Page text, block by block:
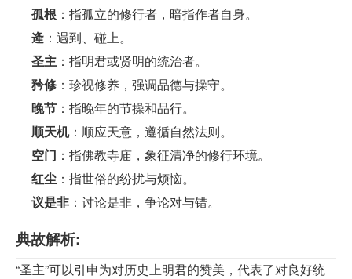
孤根 ：指孤立的修行者，暗指作者自身。
逄 ：遇到、碰上。
圣主 ：指明君或贤明的统治者。
矜修 ：珍视修养，强调品德与操守。
晚节 ：指晚年的节操和品行。
顺天机：顺应天意，遵循自然法则。
空门 ：指佛教寺庙，象征清净的修行环境。
红尘 ：指世俗的纷扰与烦恼。
议是非 ：讨论是非，争论对与错。
典故解析:
“圣主”可以引申为对历史上明君的赞美，代表了对良好统